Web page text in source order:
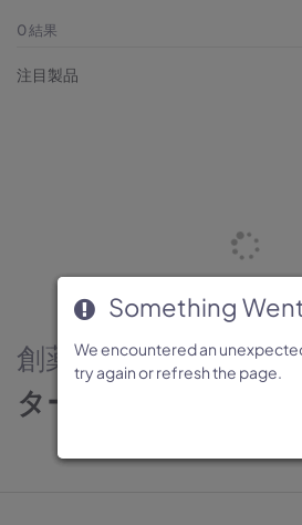
0結果
注目製品
創薬のパートナー
ターゲットから治療
Something
We encountered an
try again or refresh the page.
Something
We encountered an
try again or refresh the page.
Something
We encountered an
try again or refresh the page.
Something
We encountered an
try again or refresh the page.
Something
We encountered an
try again or refresh the page.